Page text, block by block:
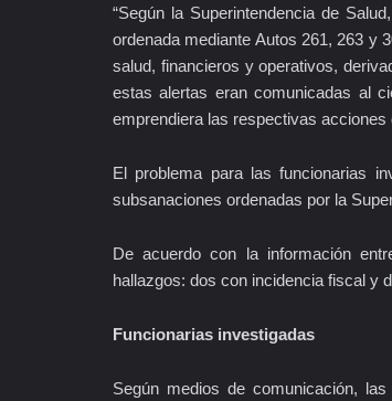
“Según la Superintendencia de
ordenada mediante Autos 261, 263 y
salud, financieros y operativos,
estas alertas eran comunicadas al
emprendiera las respectivas
El problema para las funcionarias
subsanaciones ordenadas por la
De acuerdo con la información
hallazgos: dos con incidencia fiscal y
Funcionarias investigadas
Según medios de comunicación,